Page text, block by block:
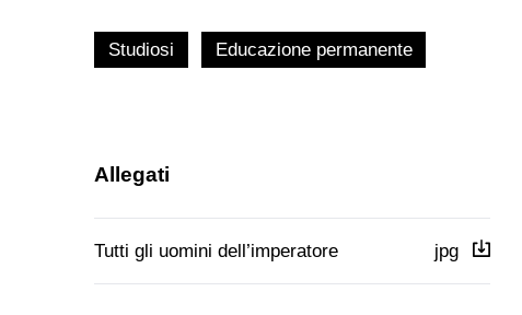
Studiosi Educazione permanente
Allegati
Tutti gli uomini dell’imperatore jpg